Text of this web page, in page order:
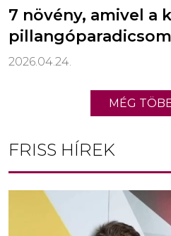
7 növény, amivel a
2026.04.24.
MÉG
FRISS HÍREK